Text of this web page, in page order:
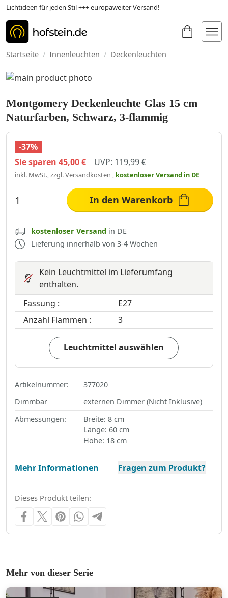
Lichtideen für jeden Stil +++ europaweiter Versand!
Startseite / Innenleuchten / Deckenleuchten
Montgomery Deckenleuchte Glas 15 cm
Naturfarben, Schwarz, 3-flammig
-37%
Sie sparen 45,00 € UVP: 119,99 €
inkl. MwSt., zzgl.Versandkosten , kostenloser Versand in DE
In den Warenkorb
kostenloser Versand in DE
Lieferung innerhalb von 3-4 Wochen
Kein Leuchtmittel im Lieferumfang
enthalten.
Fassung :
E27
Anzahl Flammen :
3
Leuchtmittel auswählen
Artikelnummer:
377020
Dimmbar
externen Dimmer (Nicht Inklusive)
Abmessungen:
Breite: 8 cm
Länge: 60 cm
Höhe: 18 cm
Mehr Informationen Fragen zum Produkt?
Dieses Produkt teilen:
Mehr von dieser Serie